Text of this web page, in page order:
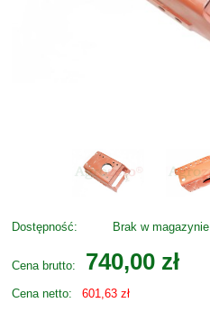
Dostępność: Brak w magazynie
Cena brutto: 740,00 zł
Cena netto: 601,63 zł